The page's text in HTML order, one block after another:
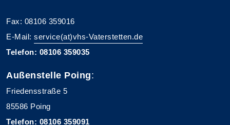
Fax: 08106 359016
E-Mail: service(at)vhs-Vaterstetten.de
Telefon: 08106 359035
Außenstelle Poing:
Friedensstraße 5
85586 Poing
Telefon: 08106 359091